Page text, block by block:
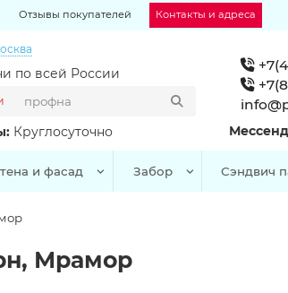
Отзывы покупателей Контакты и адреса
по всей России
Круглосуточно
и фасад Забор Сэндвич
Мрамор